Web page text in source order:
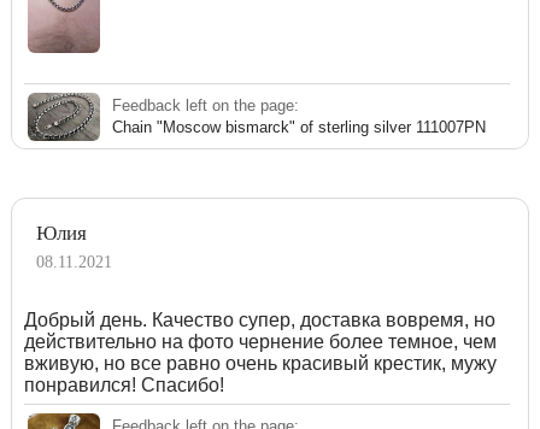
Feedback left on the page:
Chain "Moscow bismarck" of sterling silver 111007PN
Юлия
08.11.2021
Добрый день. Качество супер, доставка вовремя, но
действительно на фото чернение более темное, чем
вживую, но все равно очень красивый крестик, мужу
понравился! Спасибо!